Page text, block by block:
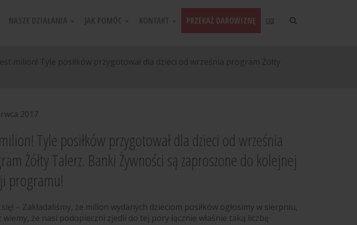
PRZEKAŻ DAROWIZNĘ
milion! Tyle posiłków przygotował dla dzieci od września program Żółty
2017
Tyle posiłków przygotował dla dzieci od września
Żółty Talerz. Banki Żywności są zaproszone do kolejnej
programu!
się! – Zakładaliśmy, że milion wydanych dzieciom posiłków ogłosimy w sierpniu,
wiemy, że nasi podopieczni zjedli do tej pory łącznie właśnie taką liczbę